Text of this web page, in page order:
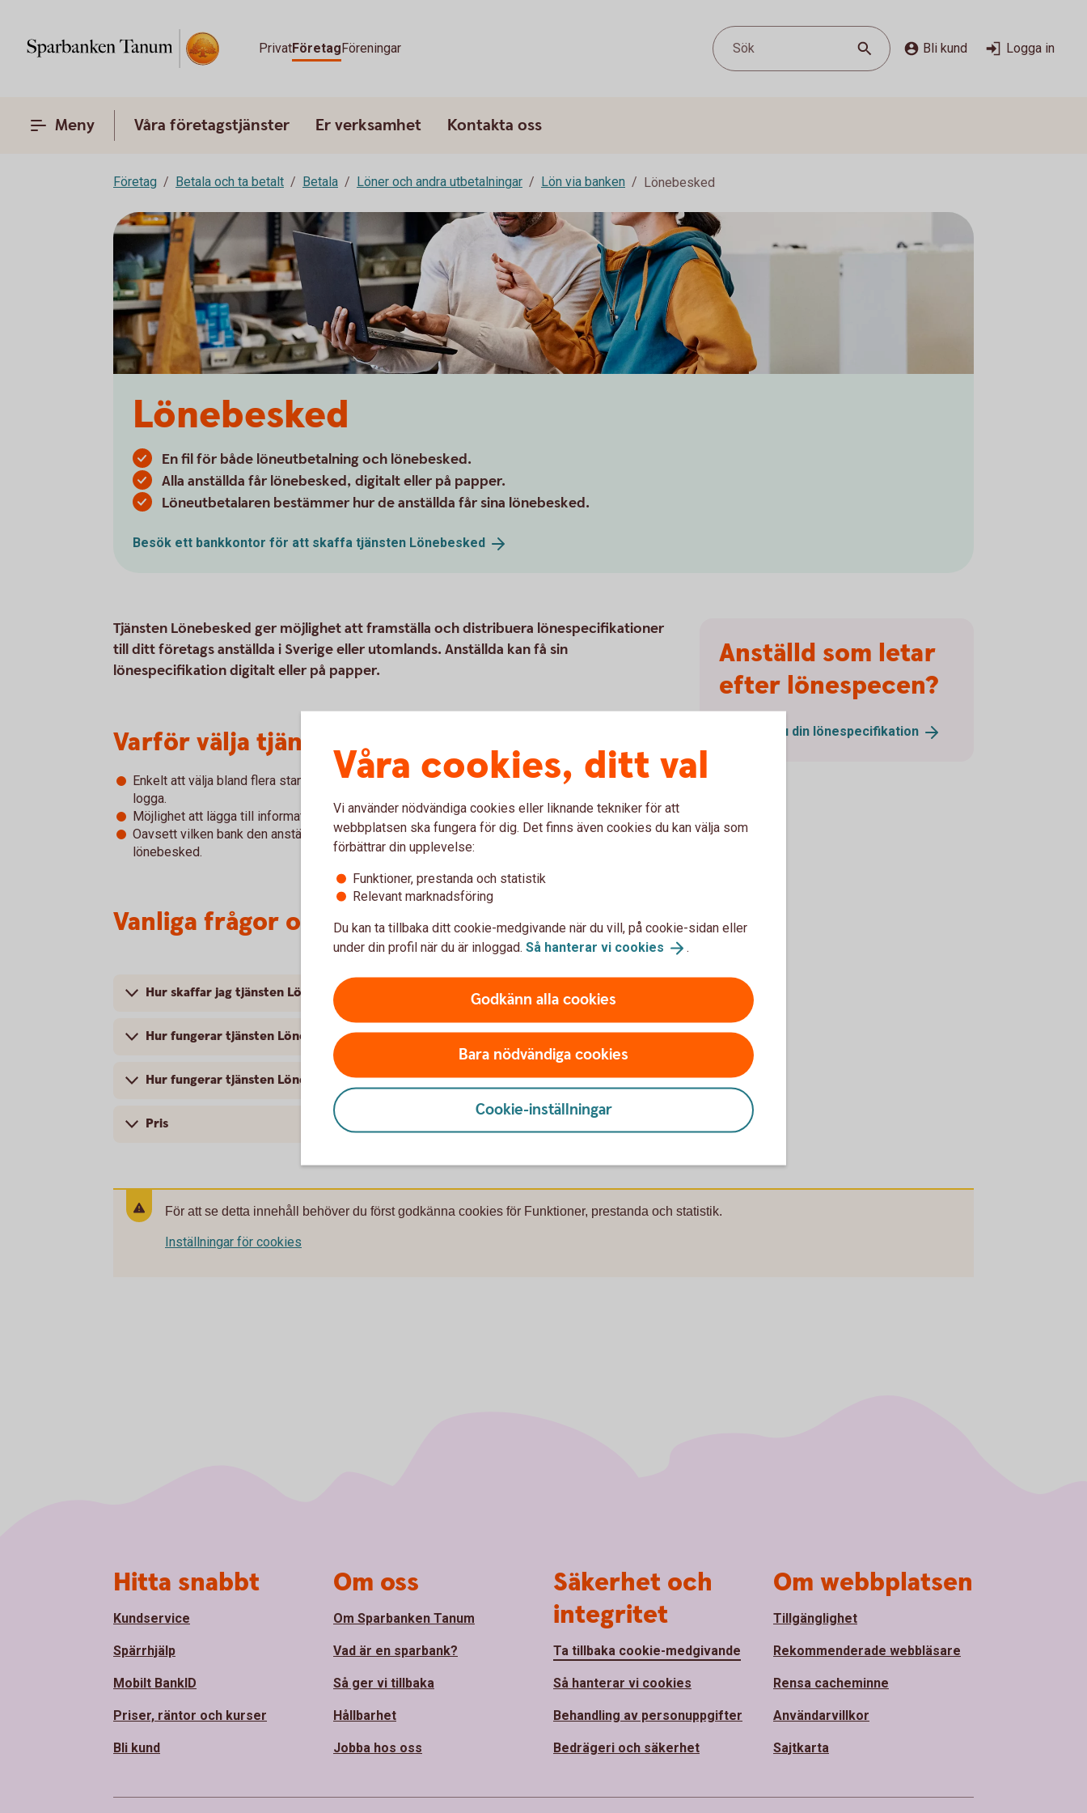
PrivatFöretagFöreningar Sök Bli kund Logga in
Meny Våra företagstjänster Er verksamhet Kontakta oss
Företag Betala och ta betalt Betala Löner och andra utbetalningar Lön via banken Lönebesked
Lönebesked
En fil för både löneutbetalning och lönebesked.
Alla anställda får lönebesked, digitalt eller på papper.
Löneutbetalaren bestämmer hur de anställda får sina lönebesked.
Besök ett bankkontor för att skaffa tjänsten Lönebesked
Tjänsten Lönebesked ger möjlighet att framställa och distribuera lönespecifikationer
till ditt företags anställda i Sverige eller utomlands. Anställda kan få sin
lönespecifikation digitalt eller på papper.
Varför välja tjänsten Lönebesked?
Enkelt att välja bland flera standardmallar på Lönebesked som inkluderar företagets
logga.
Möjlighet att lägga till information till mottagarna.
Oavsett vilken bank den anställde har sitt lönekonto så får den tillgång till sitt
lönebesked.
Anställd som letar
efter lönespecen?
Så hittar du din lönespecifikation
Vanliga frågor och svar
Hur skaffar jag tjänsten Lönebesked?
Hur fungerar tjänsten Lönebesked
Hur fungerar tjänsten Lönekopia (arkiv)?
Pris
För att se detta innehåll behöver du först godkänna cookies för Funktioner, prestanda och statistik.
Inställningar för cookies
Våra cookies, ditt val
Vi använder nödvändiga cookies eller liknande tekniker för att
webbplatsen ska fungera för dig. Det finns även cookies du kan välja som
förbättrar din upplevelse:
Funktioner, prestanda och statistik
Relevant marknadsföring
Du kan ta tillbaka ditt cookie-medgivande när du vill, på cookie-sidan eller
under din profil när du är inloggad. Så hanterar vi cookies .
Godkänn alla cookies
Bara nödvändiga cookies
Cookie-inställningar
Hitta snabbt
Kundservice
Spärrhjälp
Mobilt BankID
Priser, räntor och kurser
Bli kund
Om oss
Om Sparbanken Tanum
Vad är en sparbank?
Så ger vi tillbaka
Hållbarhet
Jobba hos oss
Säkerhet och
integritet
Ta tillbaka cookie-medgivande
Så hanterar vi cookies
Behandling av personuppgifter
Bedrägeri och säkerhet
Om webbplatsen
Tillgänglighet
Rekommenderade webbläsare
Rensa cacheminne
Användarvillkor
Sajtkarta